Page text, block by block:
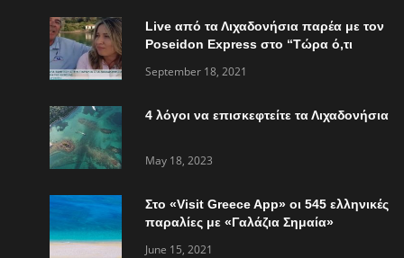
Live από τα Λιχαδονήσια παρέα με τον
Poseidon Express στο “Τώρα ό,τι
September 18, 2021
4 λόγοι να επισκεφτείτε τα Λιχαδονήσια
May 18, 2023
Στο «Visit Greece App» οι 545 ελληνικές
παραλίες με «Γαλάζια Σημαία»
June 15, 2021